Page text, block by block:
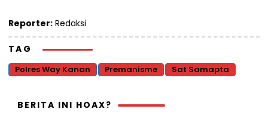
Reporter: Redaksi
TAG
Polres Way Kanan Premanisme Sat Samapta
BERITA INI HOAX?